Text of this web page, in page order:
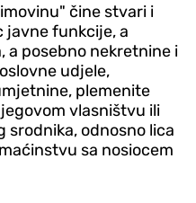
čine stvari i
javne funkcije, a
a posebno nekretnine i
ud‌jele,
plemenite
vlasništvu ili
srodnika, odnosno lica
sa nosiocem